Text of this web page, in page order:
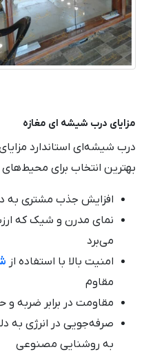
مزایای درب شیشه‌ ای مغازه
درب شیشه‌ای استاندارد
بهترین انتخاب برای
افزایش جذب مشتری به
نمای مدرن و شیک که
می‌برد
امنیت بالا با استفاده از
مقاوم
مقاومت در برابر ضربه و
صرفه‌جویی در انرژی به
به روشنایی مصنوعی